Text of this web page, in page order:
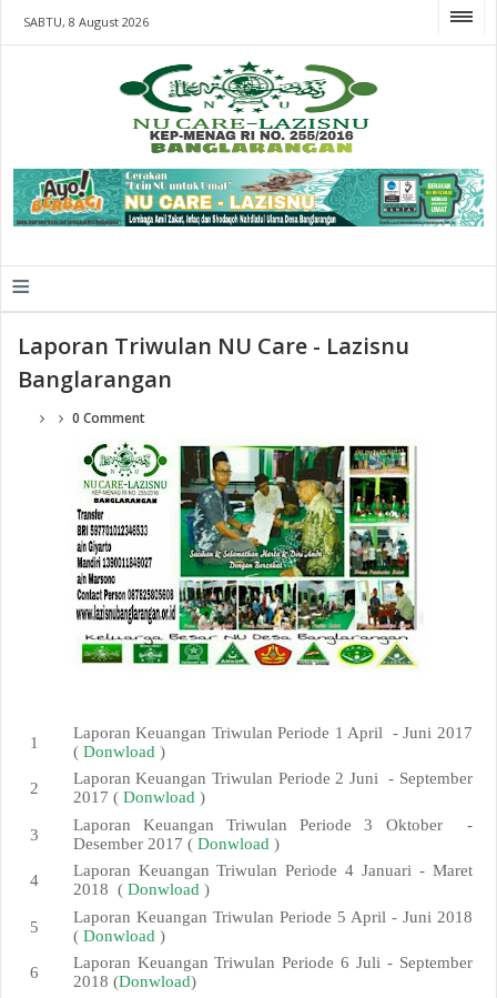
SABTU, 8 August 2026
≡
Laporan Triwulan NU Care - Lazisnu
Banglarangan
0 Comment
Laporan Keuangan Triwulan Periode 1 April - Juni 2017
( Donwload )
Laporan Keuangan Triwulan Periode 2 Juni - September
2017 ( Donwload)
Laporan Keuangan Triwulan Periode 3 Oktober -
Desember 2017 ( Donwload )
Laporan Keuangan Triwulan Periode 4 Januari - Maret
2018 ( Donwload)
Laporan Keuangan Triwulan Periode 5 April - Juni 2018
(Donwload )
Laporan Keuangan Triwulan Periode 6 Juli - September
2018 (Donwload)